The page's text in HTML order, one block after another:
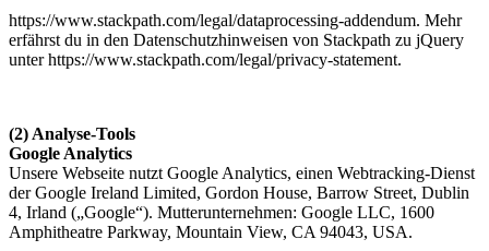
https://www.stackpath.com/legal/dataprocessing-addendum. Mehr
erfährst du in den Datenschutzhinweisen von Stackpath zu jQuery
unter https://www.stackpath.com/legal/privacy-statement.
(2) Analyse-Tools
Google Analytics
Unsere Webseite nutzt Google Analytics, einen Webtracking-Dienst
der Google Ireland Limited, Gordon House, Barrow Street, Dublin
4, Irland („Google“). Mutterunternehmen: Google LLC, 1600
Amphitheatre Parkway, Mountain View, CA 94043, USA.